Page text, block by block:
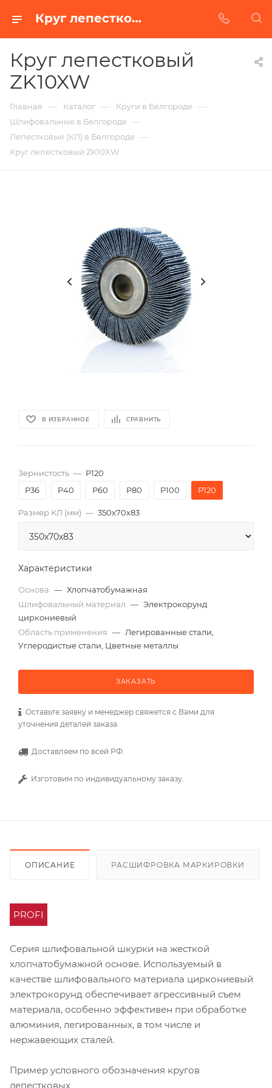
Круг лепестковый ZK10XW в Белгороде | Купить по недорогой цене от Абразивного Завода
Круг лепестковый
ZK10XW
Главная — Каталог — Круги в Белгороде —
Шлифовальные в Белгороде —
Лепестковые (КЛ) в Белгороде —
Круг лепестковый ZK10XW
В ИЗБРАННОЕ СРАВНИТЬ
Зернистость — P120
P36
P40 P60 P80 P100 P120
Размер КЛ (мм) — 350x70x83
Характеристики
Основа — Хлопчатобумажная
Шлифовальный материал — Электрокорунд
циркониевый
Область применения — Легированные стали,
Углеродистые стали, Цветные металлы
ЗАКАЗАТЬ
Оставьте заявку и менеджер свяжется с Вами для
уточнения деталей заказа.
Доставляем по всей РФ.
Изготовим по индивидуальному заказу.
ОПИСАНИЕ РАСШИФРОВКА МАРКИРОВКИ
PROFI
Серия шлифовальной шкурки на жесткой
хлопчатобумажной основе. Используемый в
качестве шлифовального материала циркониевый
электрокорунд обеспечивает агрессивный съем
материала, особенно эффективен при обработке
алюминия, легированных, в том числе и
нержавеющих сталей.
Пример условного обозначения кругов
лепестковых